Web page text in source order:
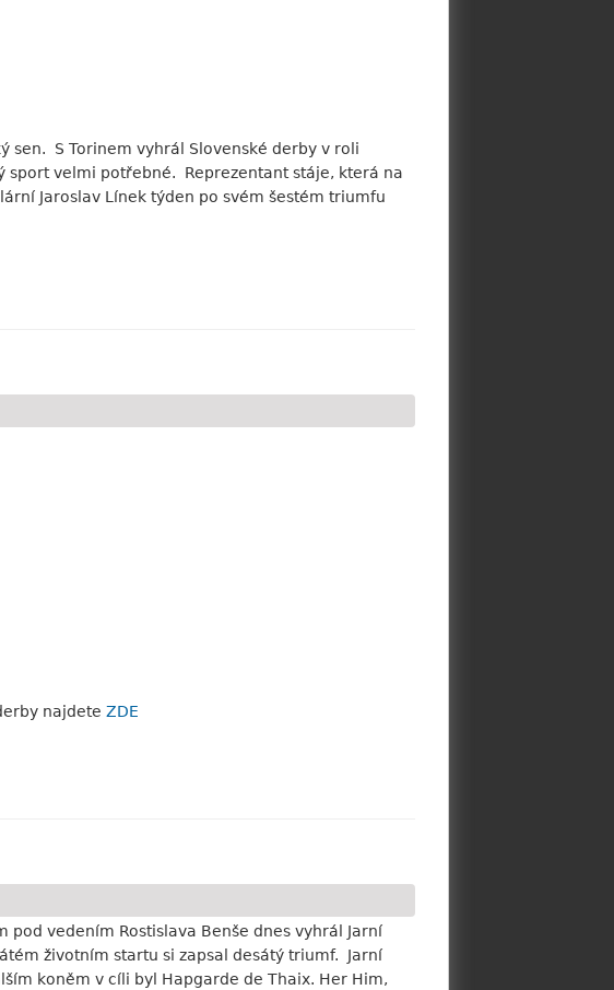
sen. S Torinem vyhrál Slovenské derby v roli
sport velmi potřebné. Reprezentant stáje, která na
Jaroslav Línek týden po svém šestém triumfu
najdete ZDE
pod vedením Rostislava Benše dnes vyhrál Jarní
životním startu si zapsal desátý triumf. Jarní
koněm v cíli byl Hapgarde de Thaix. Her Him,